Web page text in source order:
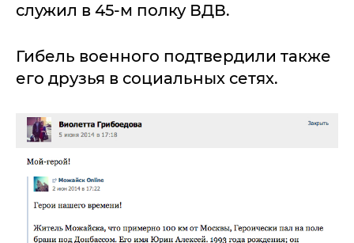
служил в 45-м полку ВДВ.
Гибель военного подтвердили также
его друзья в социальных сетях.